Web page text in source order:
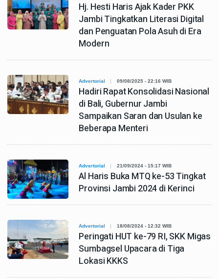
Hj. Hesti Haris Ajak Kader PKK
Jambi Tingkatkan Literasi Digital
dan Penguatan Pola Asuh di Era
Modern
Advertorial 09/08/2025 - 22:16 WIB
Hadiri Rapat Konsolidasi Nasional
di Bali, Gubernur Jambi
Sampaikan Saran dan Usulan ke
Beberapa Menteri
Advertorial 21/09/2024 - 15:17 WIB
Al Haris Buka MTQ ke-53 Tingkat
Provinsi Jambi 2024 di Kerinci
Advertorial 18/08/2024 - 12:32 WIB
Peringati HUT ke-79 RI, SKK Migas
Sumbagsel Upacara di Tiga
Lokasi KKKS